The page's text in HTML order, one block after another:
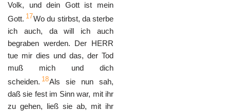
Volk, und dein Gott ist mein
Gott. 17Wo du stirbst, da sterbe
ich auch, da will ich auch
begraben werden. Der HERR
tue mir dies und das, der Tod
muß mich und dich
scheiden. 18Als sie nun sah,
daß sie fest im Sinn war, mit ihr
zu gehen, ließ sie ab, mit ihr